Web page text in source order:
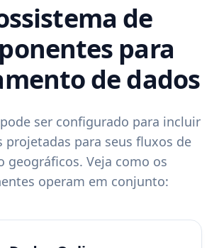
de
para
de dados
ser configurado para incluir
projetadas para seus fluxos de
geográficos. Veja como os
operam em conjunto: